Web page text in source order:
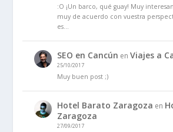
:O ¡Un barco, qué guay! Muy
muy de acuerdo con vuestra
es…
SEO en Cancún enViajes a
25/10/2017
Muy buen post ;)
Hotel Barato Zaragoza en
Zaragoza
27/09/2017